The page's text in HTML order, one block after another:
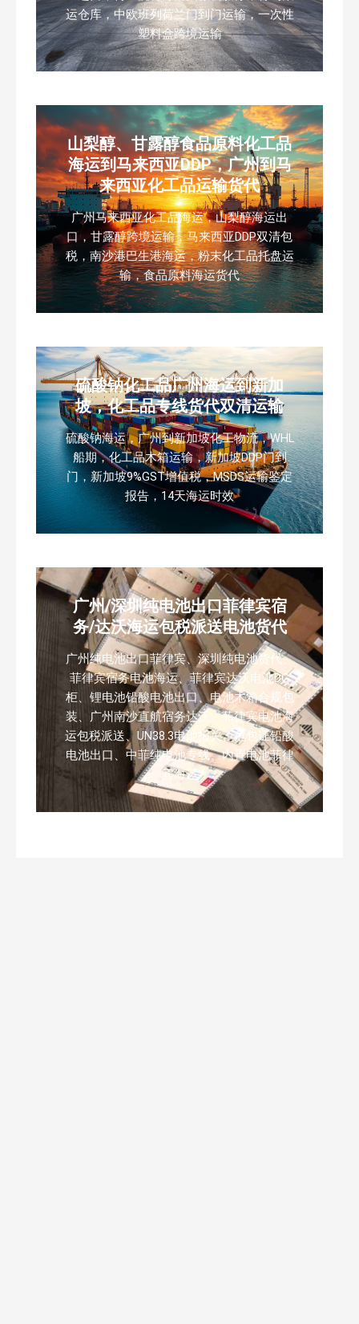
运仓库，中欧班列荷兰门到门运输，一次性
塑料盒跨境运输
山梨醇、甘露醇食品原料化工品
海运到马来西亚DDP，广州到马
来西亚化工品运输货代
广州马来西亚化工品海运，山梨醇海运出
口，甘露醇跨境运输，马来西亚DDP双清包
税，南沙港巴生港海运，粉末化工品托盘运
输，食品原料海运货代
硫酸钠化工品广州海运到新加
坡，化工品专线货代双清运输
硫酸钠海运，广州到新加坡化工物流，WHL
船期，化工品木箱运输，新加坡DDP门到
门，新加坡9%GST增值税，MSDS运输鉴定
报告，14天海运时效
广州/深圳纯电池出口菲律宾宿
务/达沃海运包税派送电池货代
广州纯电池出口菲律宾、深圳纯电池货代、
菲律宾宿务电池海运、菲律宾达沃电池DG
柜、锂电池铅酸电池出口、电池木箱合规包
装、广州南沙直航宿务达沃、菲律宾电池海
运包税派送、UN38.3电池报关、危包证铅酸
电池出口、中菲纯电池专线、内置电池菲律
宾海运